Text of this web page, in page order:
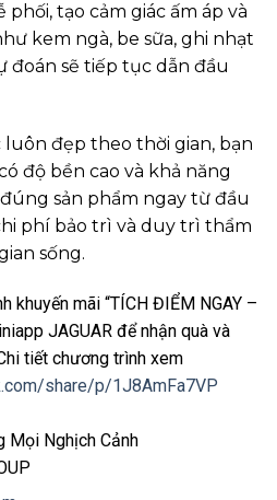
tạo cảm giác ấm áp và
kem ngà, be sữa, ghi nhạt
đoán sẽ tiếp tục dẫn đầu
luôn đẹp theo thời gian, bạn
độ bền cao và khả năng
sản phẩm ngay từ đầu
phí bảo trì và duy trì thẩm
sống.
khuyến mãi “TÍCH ĐIỂM NGAY –
JAGUAR để nhận quà và
tiết chương trình xem
share/p/1J8AmFa7VP
Nghịch Cảnh